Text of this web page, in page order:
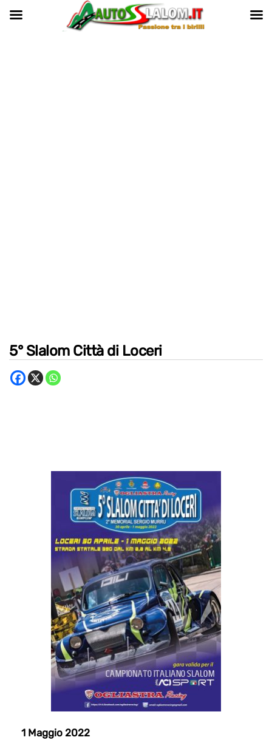
5° Slalom Città di Loceri
1 Maggio 2022